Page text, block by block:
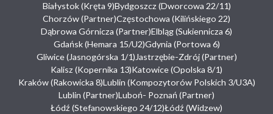
Białystok (Kręta 9)Bydgoszcz (Dworcowa 22/11)
Chorzów (Partner)Częstochowa (Kilińskiego 22)
Dąbrowa Górnicza (Partner)Elbląg (Sukiennicza 6)
Gdańsk (Hemara 15/U2)Gdynia (Portowa 6)
Gliwice (Jasnogórska 1/1)Jastrzębie-Zdrój (Partner)
Kalisz (Kopernika 13)Katowice (Opolska 8/1)
Kraków (Rakowicka 8)Lublin (Kompozytorów Polskich 3/U3A)
Lublin (Partner)Luboń- Poznań (Partner)
Łódź (Stefanowskiego 24/12)Łódź (Widzew)